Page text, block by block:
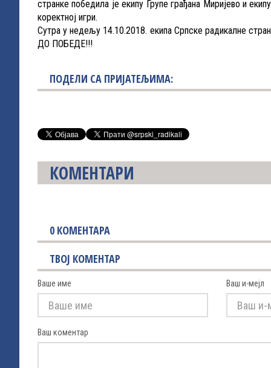
странке победила је екипу Групе грађана Миријево и
коректној игри.
Сутра у недељу 14.10.2018. екипа Српске радикалне
ДО ПОБЕДЕ!!!
ПОДЕЛИ СА ПРИЈАТЕЉИМА:
КОМЕНТАРИ
0 КОМЕНТАРА
ТВОЈ КОМЕНТАР
Ваше име Ваш и-мејл
Ваш коментар